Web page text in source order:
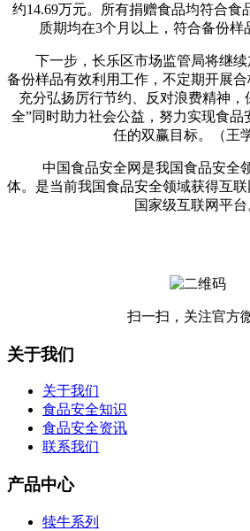
约14.69万元。所有捐赠食品均符合食
质期均在3个月以上，符合备份样
下一步，长乐区市场监管局将继续
备份样品有效利用工作，不定期开展合
充分弘扬厉行节约、反对浪费精神，
全”同时助力社会公益，努力实现食品
任的双赢目标。（王
中国食品安全网是我国食品安全
体。是当前我国食品安全领域获得互
国家级互联网平台
扫一扫，关注官方
关于我们
关于我们
食品安全知识
食品安全资讯
联系我们
产品中心
犊牛系列